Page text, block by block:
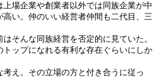
上場企業や創業者以外では同族企業が中
い。仲のいい経営者仲間も二代目、三
そんな同族経営を否定的に見ていた。
トップになれる有利な存在ぐらいにしか
え。その立場の方と付き合うに従っ